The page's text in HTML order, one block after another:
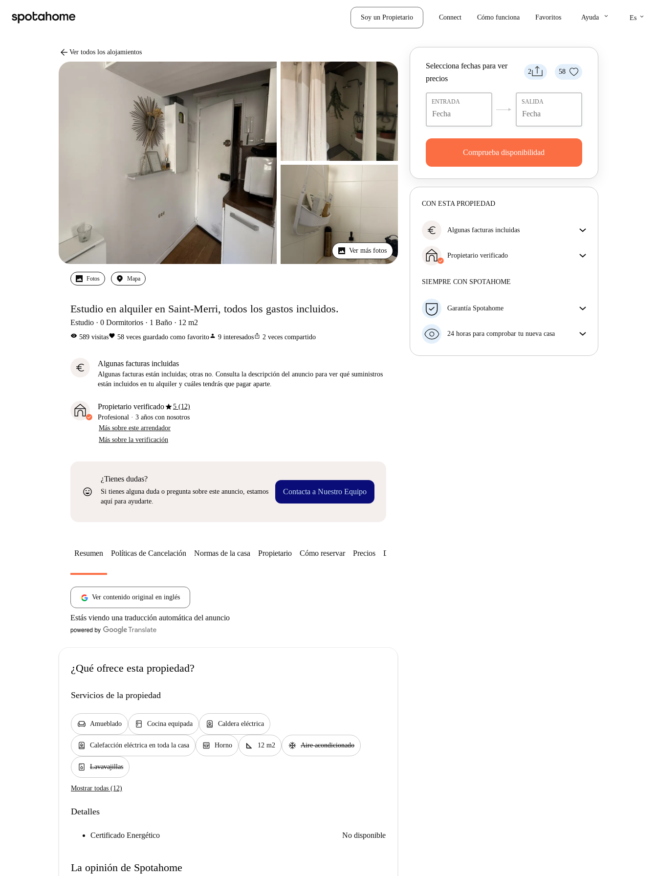
Soy un Propietario Connect Cómo funciona Favoritos Ayuda keyboard_arrow_down Es keyboard_arrow_down
arrow_back Ver todos los alojamientos
Ver más fotos
Fotos Mapa
Estudio en alquiler en Saint-Merri, todos los gastos incluidos.
Estudio 0 Dormitorios 1 Baño 12 m2
visibility 589 visitasfavorite 58 veces guardado como favoritoperson 9 interesadosios_share 2 veces compartido
euro Algunas facturas incluidas
Algunas facturas están incluidas; otras no. Consulta la descripción del anuncio para ver qué suministros
están incluidos en tu alquiler y cuáles tendrás que pagar aparte.
Propietario verificadostar5 (12)
Profesional · 3 años con nosotros
Más sobre este arrendador
Más sobre la verificación
sentiment_very_satisfied
¿Tienes dudas?
Si tienes alguna duda o pregunta sobre este anuncio, estamos
aquí para ayudarte.
Contacta a Nuestro Equipo
2 58
Selecciona fechas para ver
precios
ENTRADA SALIDA
Comprueba disponibilidad
CON ESTA PROPIEDAD
euro Algunas facturas incluidas
la descripción del anuncio para ver qué suministros
están incluidos en tu alquiler y cuáles tendrás que
Propietario verificado
Más sobre este arrendador
SIEMPRE CON SPOTAHOME
Garantía Spotahome
horas previas a la fecha de entrada, Spotahome A) te
el hotel hasta que encuentres nueva casa o B) te hará
24 horas para comprobar tu nueva casa
Resumen Políticas de Cancelación Normas de la casa Propietario Cómo reservar Precios Disponibilidades
Ver contenido original en inglés
Estás viendo una traducción automática del anuncio
¿Qué ofrece esta propiedad?
Servicios de la propiedad
chair Amueblado kitchen Cocina equipada water_heater Caldera eléctrica
water_heater Calefacción eléctrica en toda la casa oven_gen Horno square_foot 12 m2 ac_unit Aire acondicionado
dishwasher_gen Lavavajillas
Mostrar todas (12)
Detalles
Certificado Energético No disponible
La opinión de Spotahome